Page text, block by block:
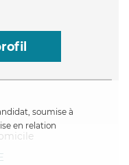
soumise à
en relation